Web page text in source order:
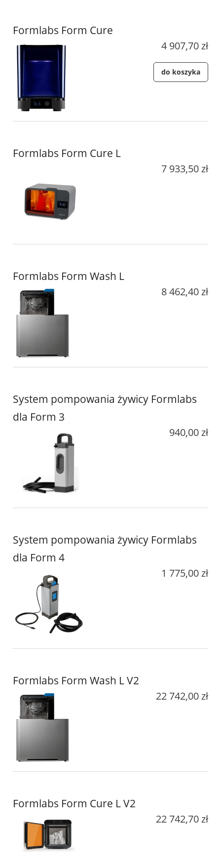
Formlabs Form Cure
4 907,70 zł
do koszyka
Formlabs Form Cure L
7 933,50 zł
Formlabs Form Wash L
8 462,40 zł
System pompowania żywicy Formlabs
dla Form 3
940,00 zł
System pompowania żywicy Formlabs
dla Form 4
1 775,00 zł
Formlabs Form Wash L V2
22 742,00 zł
Formlabs Form Cure L V2
22 742,70 zł